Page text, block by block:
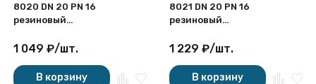
8020 DN 20 PN 16
резиновый
муфтовый
1 049 ₽/шт.
В корзину
8021 DN 20 PN 16
резиновый
муфтовый
1 229 ₽/шт.
В корзину